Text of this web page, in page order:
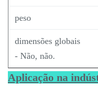
peso
dimensões globais
- Não, não.
Aplicação na